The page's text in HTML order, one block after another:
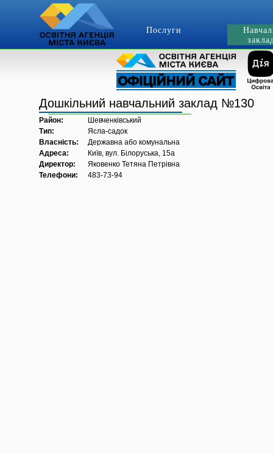
Послуги
Дошкільний навчальний заклад №130
Район:
Шевченківський
Тип:
Ясла-садок
Власність:
Державна або комунальна
Адреса:
Київ, вул. Білоруська, 15а
Директор:
Яковенко Тетяна Петрівна
Телефони:
483-73-94